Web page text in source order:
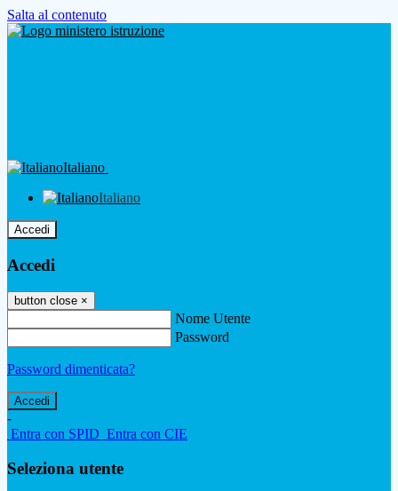
Salta al contenuto
Italiano
Italiano
Accedi
Accedi
button close ×
Nome Utente
Password
Password dimenticata?
-
Entra con SPID Entra con CIE
Seleziona utente